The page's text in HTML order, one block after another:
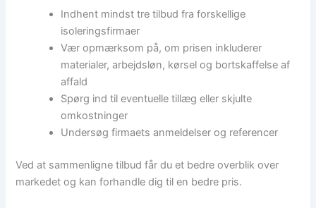
Indhent mindst tre tilbud fra forskellige
isoleringsfirmaer
Vær opmærksom på, om prisen inkluderer
materialer, arbejdsløn, kørsel og bortskaffelse af
affald
Spørg ind til eventuelle tillæg eller skjulte
omkostninger
Undersøg firmaets anmeldelser og referencer
Ved at sammenligne tilbud får du et bedre overblik over
markedet og kan forhandle dig til en bedre pris.